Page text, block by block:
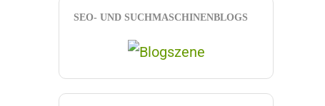
SEO- UND SUCHMASCHINENBLOGS